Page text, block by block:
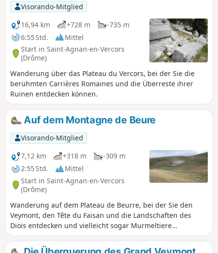
Visorando-Mitglied
16,94 km
+728 m
-735 m
6:55 Std.
Mittel
Start in Saint-Agnan-en-Vercors
(Drôme)
Wanderung über das Plateau du Vercors, bei der Sie die
berühmten Carrières Romaines und die Überreste ihrer
Ruinen entdecken können.
Auf dem Montagne de Beure
Visorando-Mitglied
7,12 km
+318 m
-309 m
2:55 Std.
Mittel
Start in Saint-Agnan-en-Vercors
(Drôme)
Wanderung auf dem Plateau de Beurre, bei der Sie den
Veymont, den Tête du Faisan und die Landschaften des
Diois entdecken und vielleicht sogar Murmeltiere
beobachten können! Nur von Mai bis September.